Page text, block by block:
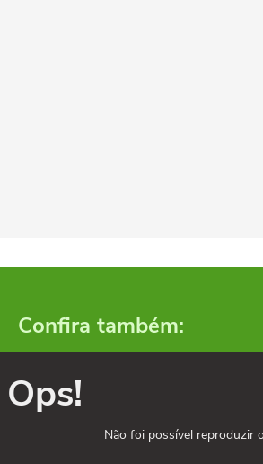
Confira também:
Ops!
Não foi possível reproduzir